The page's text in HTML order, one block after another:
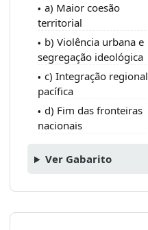
a) Maior coesão
territorial
b) Violência urbana e
segregação ideológica
c) Integração regional
pacífica
d) Fim das fronteiras
nacionais
Ver Gabarito